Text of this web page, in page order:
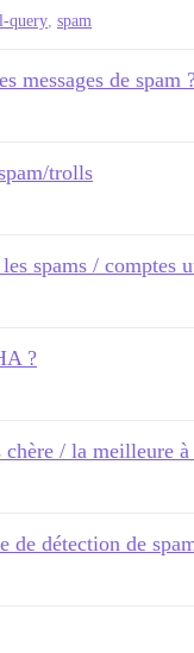
query spam
messages de spam
trolls
spams / comptes
?
/ la meilleure
de détection de